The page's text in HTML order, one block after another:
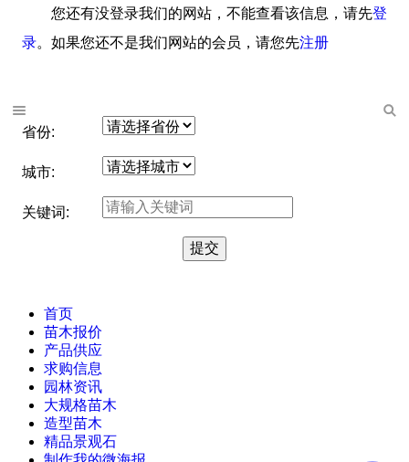
您还有没登录我们的网站，不能查看该信息，请先登
录。如果您还不是我们网站的会员，请您先注册
省份:
城市:
关键词:
首页
苗木报价
产品供应
求购信息
园林资讯
大规格苗木
造型苗木
精品景观石